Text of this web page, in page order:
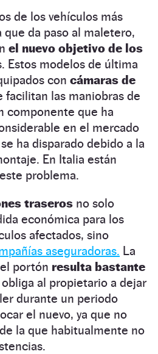
de los vehículos más
da paso al maletero,
el nuevo objetivo de los
Estos modelos de última
con cámaras de
facilitan las maniobras de
componente que ha
en el mercado
ha disparado debido a la
En Italia están
problema.
traseros no solo
económica para los
afectados, sino
aseguradoras. La
portón resulta bastante
obliga al propietario a dejar
durante un periodo
el nuevo, ya que no
la que habitualmente no